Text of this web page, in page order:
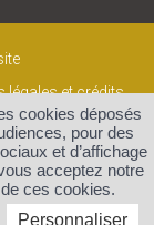
légales et crédits
cookies déposés
pour des
et d’affichage
acceptez notre
ces cookies.
Personnaliser